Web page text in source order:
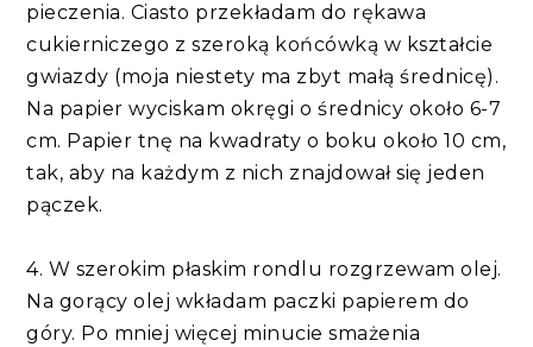
pieczenia. Ciasto przekładam do rękawa
cukierniczego z szeroką końcówką w kształcie
gwiazdy (moja niestety ma zbyt małą średnicę).
Na papier wyciskam okręgi o średnicy około 6-7
cm. Papier tnę na kwadraty o boku około 10 cm,
tak, aby na każdym z nich znajdował się jeden
pączek.
4. W szerokim płaskim rondlu rozgrzewam olej.
Na gorący olej wkładam paczki papierem do
góry. Po mniej więcej minucie smażenia